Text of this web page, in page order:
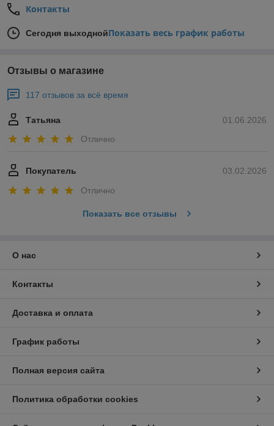
Контакты
Сегодня выходнойПоказать весь график работы
Отзывы о магазине
117 отзывов за всё время
01.06.2026
Татьяна
Отлично
03.02.2026
Покупатель
Отлично
Показать все отзывы
О нас
Контакты
Доставка и оплата
График работы
Полная версия сайта
Политика обработки cookies